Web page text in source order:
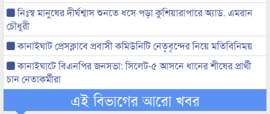
নিঃস্ব মানুষের দীর্ঘশ্বাস শুনতে ধসে পড়া কুশিয়ারাপারে অ্যাড. এমরান
চৌধুরী
কানাইঘাট প্রেসক্লাবে প্রবাসী কমিউনিটি নেতৃবৃন্দের নিয়ে মতিবিনিময়
কানাইঘাটে বিএনপির জনসভা: সিলেট-৫ আসনে ধানের শীষের প্রার্থী
চান নেতাকর্মীরা
এই বিভাগের আরো খবর